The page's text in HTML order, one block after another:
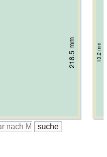
227 mm 17 mm
223 mm 19 mm
218.5 mm 13.2 mm